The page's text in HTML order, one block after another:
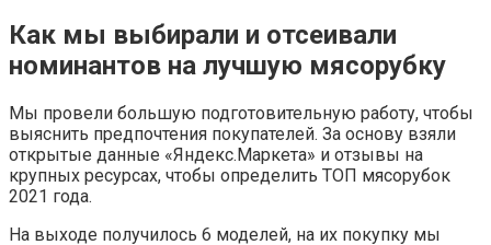
Как мы выбирали и отсеивали
номинантов на лучшую мясорубку
Мы провели большую подготовительную работу, чтобы
выяснить предпочтения покупателей. За основу взяли
открытые данные «Яндекс.Маркета» и отзывы на
крупных ресурсах, чтобы определить ТОП мясорубок
2021 года.
На выходе получилось 6 моделей, на их покупку мы